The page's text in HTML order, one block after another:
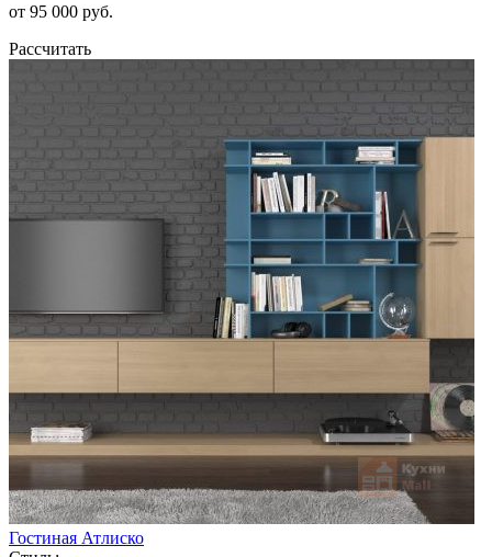
от 95 000 руб.
Рассчитать
Гостиная Атлиско